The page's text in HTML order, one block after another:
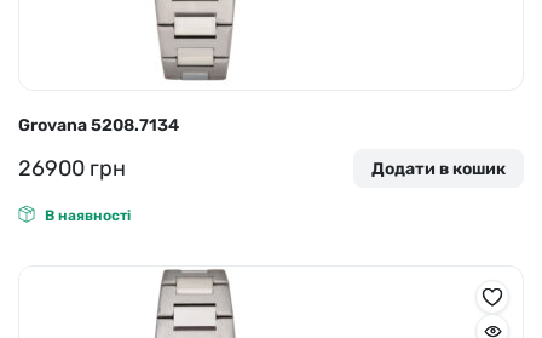
Grovana 5208.7134
26900 грн Додати в кошик
В наявності